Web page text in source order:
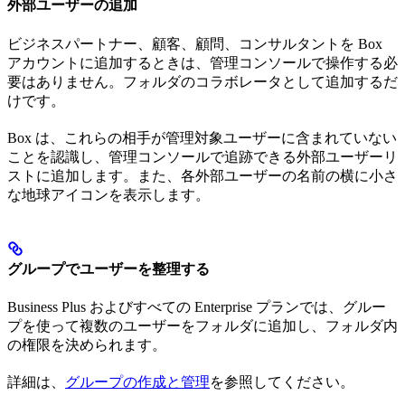
外部ユーザーの追加
ビジネスパートナー、顧客、顧問、コンサルタントを Box
アカウントに追加するときは、管理コンソールで操作する必
要はありません。フォルダのコラボレータとして追加するだ
けです。
Box は、これらの相手が管理対象ユーザーに含まれていない
ことを認識し、管理コンソールで追跡できる外部ユーザーリ
ストに追加します。また、各外部ユーザーの名前の横に小さ
な地球アイコンを表示します。
グループでユーザーを整理する
Business Plus およびすべての Enterprise プランでは、グルー
プを使って複数のユーザーをフォルダに追加し、フォルダ内
の権限を決められます。
詳細は、 グループの作成と管理を参照してください。